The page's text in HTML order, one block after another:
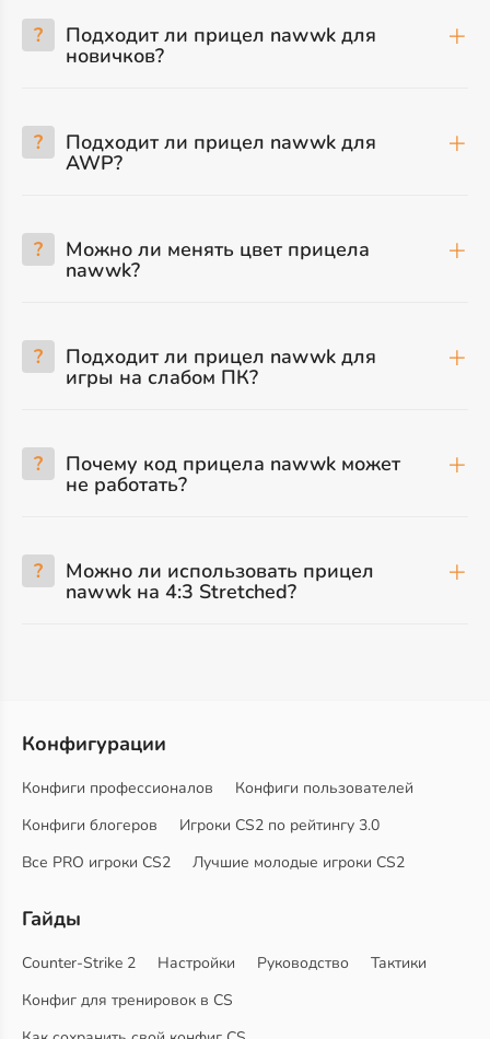
? Подходит ли прицел nawwk для
новичков?
? Подходит ли прицел nawwk для
AWP?
? Можно ли менять цвет прицела
nawwk?
? Подходит ли прицел nawwk для
игры на слабом ПК?
? Почему код прицела nawwk может
не работать?
? Можно ли использовать прицел
nawwk на 4:3 Stretched?
Конфигурации
Конфиги профессионалов
Конфиги пользователей
Конфиги блогеров
Игроки CS2 по рейтингу 3.0
Все PRO игроки CS2
Лучшие молодые игроки CS2
Гайды
Counter-Strike 2 Настройки Руководство
Тактики
Конфиг для тренировок в CS